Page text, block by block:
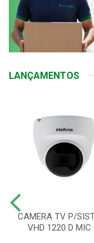
LANÇAMENTOS
CAMERA TV P/
VHD 1220 D MIC